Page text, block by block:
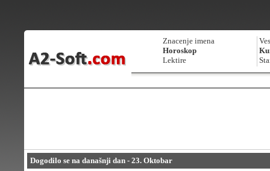
Znacenje imena
Horoskop
Lektire
Dogodilo se na današnji dan - 23. Oktobar